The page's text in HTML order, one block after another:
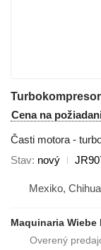
Cena na
Časti motora -
Stav nový
Mexiko,
Maquinaria Wiebe